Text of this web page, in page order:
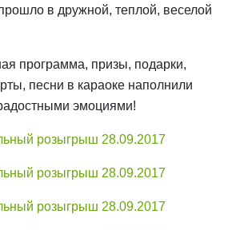
в дружной, теплой, веселой
программа, призы, подарки,
песни в караоке наполнили
эмоциями!